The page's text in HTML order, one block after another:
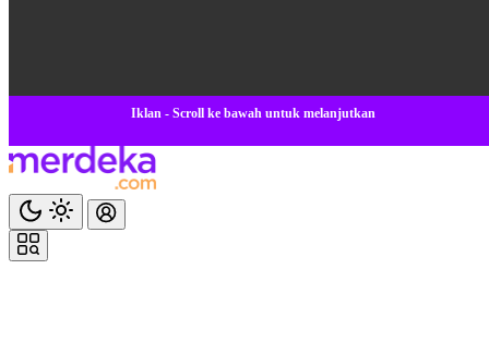
Iklan - Scroll ke bawah untuk melanjutkan